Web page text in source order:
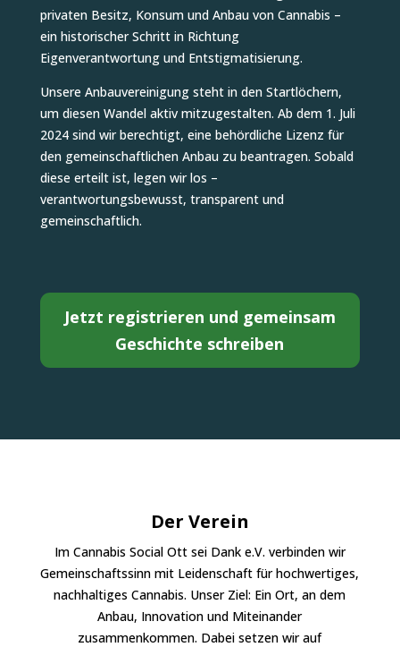
privaten Besitz, Konsum und Anbau von Cannabis –
ein historischer Schritt in Richtung
Eigenverantwortung und Entstigmatisierung.
Unsere Anbauvereinigung steht in den Startlöchern,
um diesen Wandel aktiv mitzugestalten. Ab dem 1. Juli
2024 sind wir berechtigt, eine behördliche Lizenz für
den gemeinschaftlichen Anbau zu beantragen. Sobald
diese erteilt ist, legen wir los –
verantwortungsbewusst, transparent und
gemeinschaftlich.
Jetzt registrieren und gemeinsam
Geschichte schreiben
Der Verein
Im Cannabis Social Ott sei Dank e.V. verbinden wir
Gemeinschaftssinn mit Leidenschaft für hochwertiges,
nachhaltiges Cannabis. Unser Ziel: Ein Ort, an dem
Anbau, Innovation und Miteinander
zusammenkommen. Dabei setzen wir auf